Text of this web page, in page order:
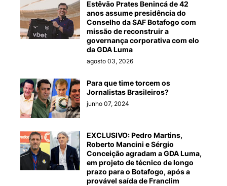
Estêvão Prates Benincá de 42
anos assume presidência do
Conselho da SAF Botafogo com
missão de reconstruir a
governança corporativa com elo
da GDA Luma
agosto 03, 2026
Para que time torcem os
Jornalistas Brasileiros?
junho 07, 2024
EXCLUSIVO: Pedro Martins,
Roberto Mancini e Sérgio
Conceição agradam a GDA Luma,
em projeto de técnico de longo
prazo para o Botafogo, após a
provável saída de Franclim